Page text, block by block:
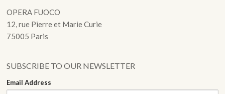
OPERA FUOCO
12, rue Pierre et Marie Curie
75005 Paris
SUBSCRIBE TO OUR NEWSLETTER
Email Address